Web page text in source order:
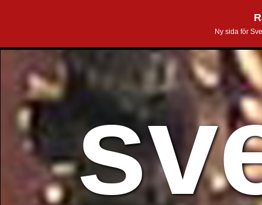
Ny sida för